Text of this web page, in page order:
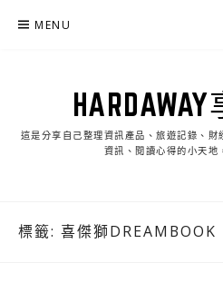
MENU
這是分享自己整理資訊產品、旅遊記錄、
資訊、閱讀心得的小天地
標籤: 喜傑獅DREAMBOOK